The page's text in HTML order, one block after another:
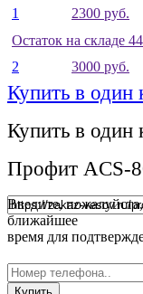
1
2300 руб.
Остаток на складе
2
3000 руб.
Купить в один
Купить в один
Профит ACS-
Введите,
ближайшее
время для